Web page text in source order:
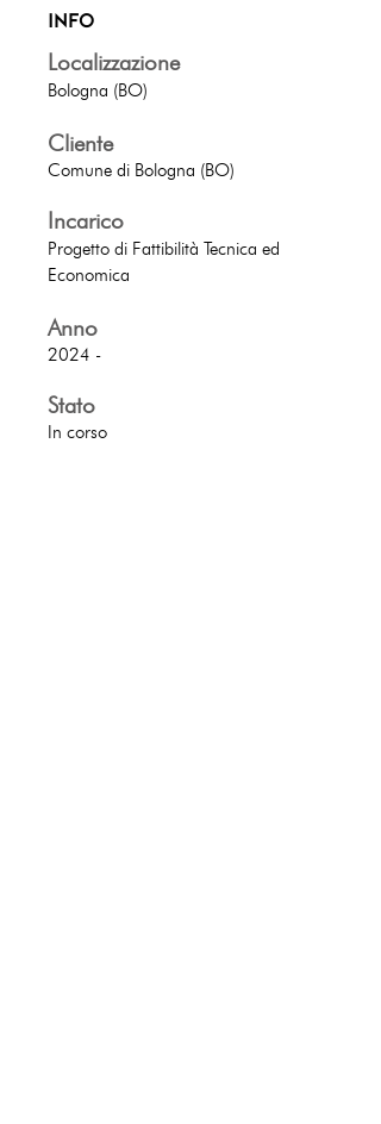
INFO
Localizzazione
Bologna (BO)
Cliente
Comune di Bologna (BO)
Incarico
Progetto di Fattibilità Tecnica ed
Economica
Anno
2024 -
Stato
In corso